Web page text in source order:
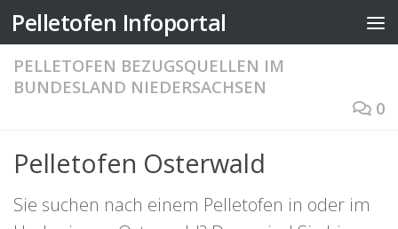
Zum Inhalt springen
Pelletofen Infoportal
PELLETOFEN BEZUGSQUELLEN IM
BUNDESLAND NIEDERSACHSEN
0
Pelletofen Osterwald
Sie suchen nach einem Pelletofen in oder im